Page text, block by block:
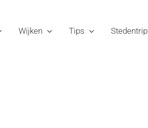
Wijken Tips Stedentrip